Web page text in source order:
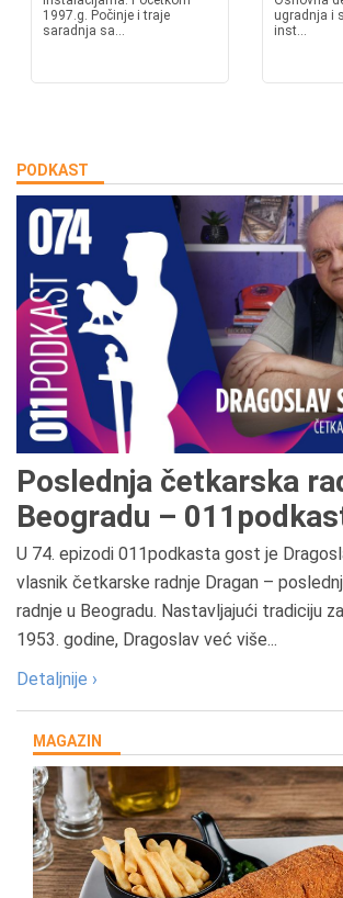
1997.g. Počinje i traje
saradnja sa...
ugradnja i
inst...
PODKAST
Poslednja četkarska
Beogradu –
U 74. epizodi 011podkasta gost je
vlasnik četkarske radnje Dragan –
radnje u Beogradu. Nastavljajući tradiciju
1953. godine, Dragoslav već više...
Detaljnije ›
MAGAZIN